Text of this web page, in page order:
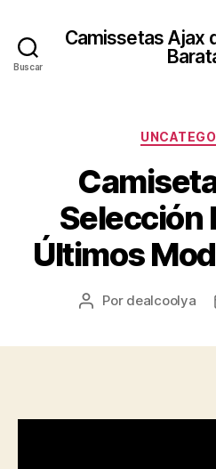
Buscar
Camissetas Ajax
Selección
Últimos
Autor
Por dealcoolya